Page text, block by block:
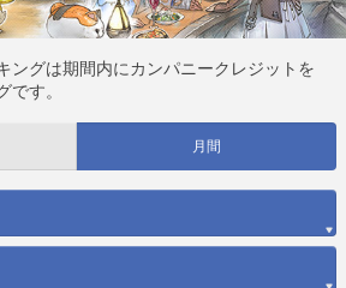
ングは期間内にカンパニークレジットを
です。
月間